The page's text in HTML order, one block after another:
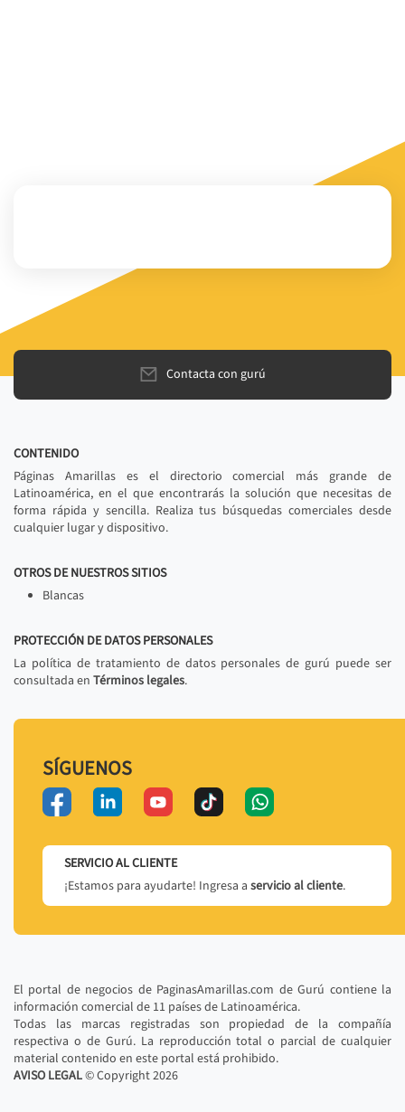
Contacta con gurú
CONTENIDO
Páginas Amarillas es el directorio comercial más grande de
Latinoamérica, en el que encontrarás la solución que necesitas de
forma rápida y sencilla. Realiza tus búsquedas comerciales desde
cualquier lugar y dispositivo.
OTROS DE NUESTROS SITIOS
Blancas
PROTECCIÓN DE DATOS PERSONALES
La política de tratamiento de datos personales de gurú puede ser
consultada en Términos legales.
SÍGUENOS
SERVICIO AL CLIENTE
¡Estamos para ayudarte! Ingresa a servicio al cliente.
El portal de negocios de PaginasAmarillas.com de Gurú contiene la
información comercial de 11 países de Latinoamérica.
Todas las marcas registradas son propiedad de la compañía
respectiva o de Gurú. La reproducción total o parcial de cualquier
material contenido en este portal está prohibido.
AVISO LEGAL© Copyright2026